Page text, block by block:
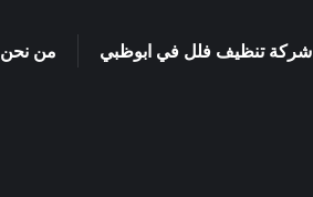
شركة تنظيف فلل في ابوظبي من نحن